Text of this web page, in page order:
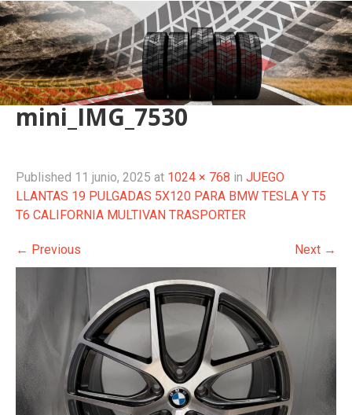
mini_IMG_7530
Published 11 junio, 2025 at 1024 × 768 in JUEGO
LLANTAS 19 PULGADAS 5X120 PARA BMW TESLA Y T5
T6 CALIFORNIA MULTIVAN TRASPORTER
← Previous Next →